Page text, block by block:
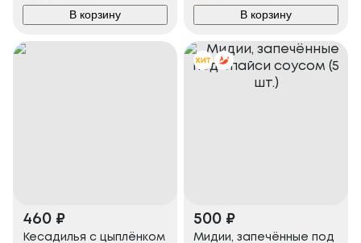
В корзину В корзину
460 ₽
Кесадилья с цыплёнком
500 ₽
Мидии, запечённые под